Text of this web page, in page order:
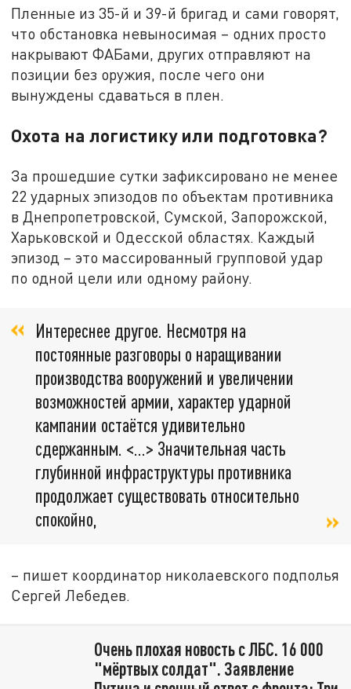
Пленные из 35-й и 39-й бригад и сами говорят,
что обстановка невыносимая – одних просто
накрывают ФАБами, других отправляют на
позиции без оружия, после чего они
вынуждены сдаваться в плен.
Охота на логистику или подготовка?
За прошедшие сутки зафиксировано не менее
22 ударных эпизодов по объектам противника
в Днепропетровской, Сумской, Запорожской,
Харьковской и Одесской областях. Каждый
эпизод – это массированный групповой удар
по одной цели или одному району.
Интереснее другое. Несмотря на
постоянные разговоры о наращивании
производства вооружений и увеличении
возможностей армии, характер ударной
кампании остаётся удивительно
сдержанным. <…> Значительная часть
глубинной инфраструктуры противника
продолжает существовать относительно
спокойно,
– пишет координатор николаевского подполья
Сергей Лебедев.
Очень плохая новость с ЛБС. 16 000
"мёртвых солдат". Заявление